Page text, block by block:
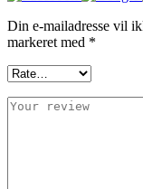
Din e-mailadresse vil
markeret med *